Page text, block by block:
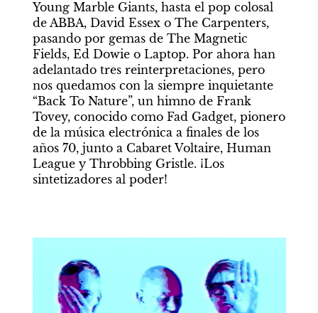
Young Marble Giants, hasta el pop colosal
de ABBA, David Essex o The Carpenters,
pasando por gemas de The Magnetic
Fields, Ed Dowie o Laptop. Por ahora han
adelantado tres reinterpretaciones, pero
nos quedamos con la siempre inquietante
“Back To Nature”, un himno de Frank
Tovey, conocido como Fad Gadget, pionero
de la música electrónica a finales de los
años 70, junto a Cabaret Voltaire, Human
League y Throbbing Gristle. ¡Los
sintetizadores al poder!